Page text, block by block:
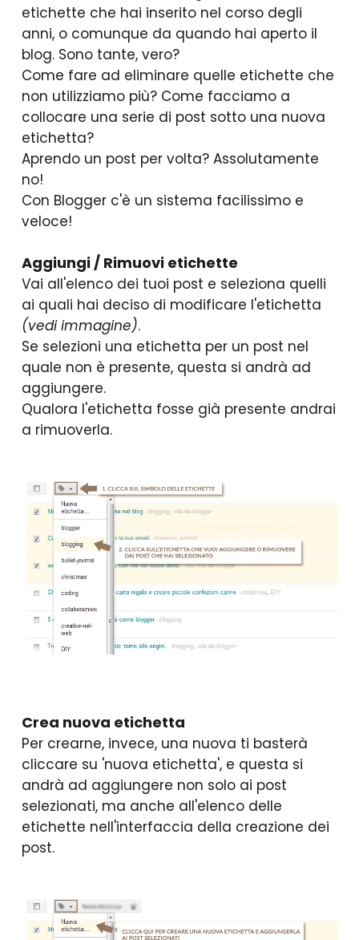
etichette che hai inserito nel corso degli
anni, o comunque da quando hai aperto il
blog. Sono tante, vero?
Come fare ad eliminare quelle etichette che
non utilizziamo più? Come facciamo a
collocare una serie di post sotto una nuova
etichetta?
Aprendo un post per volta? Assolutamente
no!
Con Blogger c'è un sistema facilissimo e
veloce!
Aggiungi / Rimuovi etichette
Vai all'elenco dei tuoi post e seleziona quelli
ai quali hai deciso di modificare l'etichetta
(vedi immagine).
Se selezioni una etichetta per un post nel
quale non è presente, questa si andrà ad
aggiungere.
Qualora l'etichetta fosse già presente andrai
a rimuoverla.
Crea nuova etichetta
Per crearne, invece, una nuova ti basterà
cliccare su 'nuova etichetta', e questa si
andrà ad aggiungere non solo ai post
selezionati, ma anche all'elenco delle
etichette nell'interfaccia della creazione dei
post.